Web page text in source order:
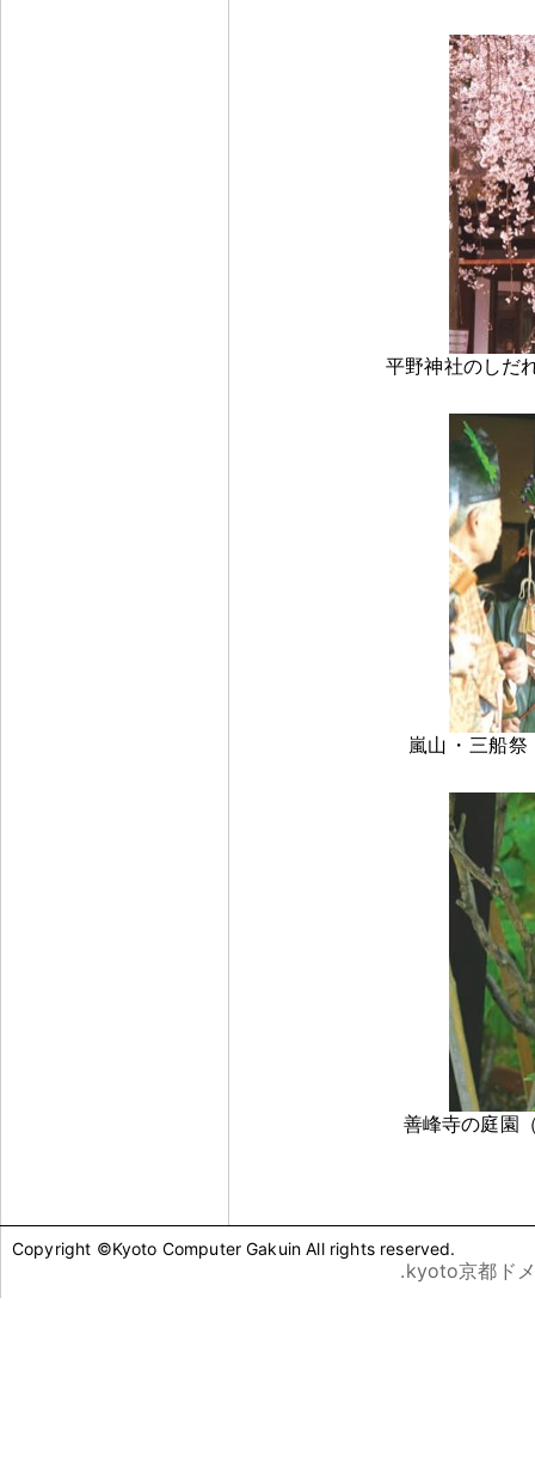
平野神社のしだ
嵐山 ・ 三船祭
善峰寺の庭園
Copyright ©Kyoto Computer Gakuin All rights reserved.
.kyoto京都ド